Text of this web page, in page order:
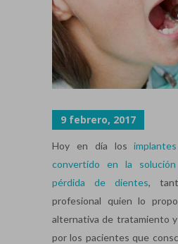
9 febrero, 2017
Hoy en día los
convertido en la
pérdida de dientes,
profesional quien lo
alternativa de tratamiento y
por los pacientes que